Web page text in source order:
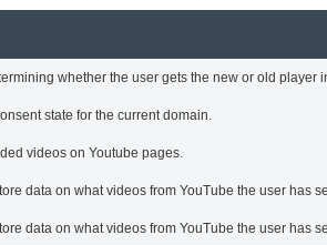
whether the user gets the new or old player
state for the current domain.
videos on Youtube pages.
data on what videos from YouTube the user has
data on what videos from YouTube the user has